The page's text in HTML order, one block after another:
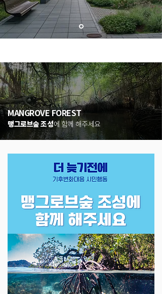
MANGROVE FOREST
맹그로브숲 조성에 함께 해주세요